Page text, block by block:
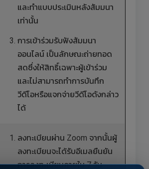
และทำแบบประเมินหลังสัมมนา
เท่านั้น
การเข้าร่วมรับฟังสัมมนา
ออนไลน์ เป็นลักษณะถ่ายทอด
สดซึ่งให้สิทธิ์เฉพาะผู้เข้าร่วม
และไม่สามารถทำการบันทึก
วีดีโอหรือแจกจ่ายวีดีโอดังกล่าว
ได้
ลงทะเบียนผ่าน Zoom จากนั้นผู้
ลงทะเบียนจะได้รับอีเมลยืนยัน
การลงทะเบียนภายใน 7 วัน